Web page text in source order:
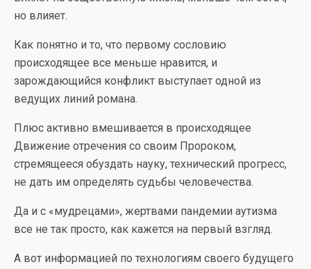
но влияет.
Как понятно и то, что первому сословию
происходящее все меньше нравится, и
зарождающийся конфликт выступает одной из
ведущих линий романа.
Плюс активно вмешивается в происходящее
Движение отречения со своим Пророком,
стремящееся обуздать науку, технический прогресс,
не дать им определять судьбы человечества.
Да и с «мудрецами», жертвами пандемии аутизма
все не так просто, как кажется на первый взгляд.
А вот информацией по технологиям своего будущего